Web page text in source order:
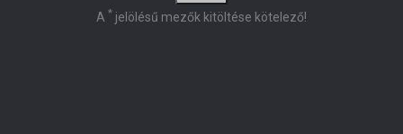
A * jelölésű mezők kitöltése kötelező!